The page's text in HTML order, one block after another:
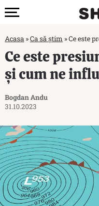
Acasa »Ca să știm »Ce este
Ce este
și cum ne
Bogdan Andu
31.10.2023